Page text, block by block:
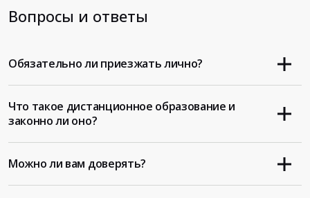
Вопросы и ответы
Обязательно ли приезжать лично?
Что такое дистанционное образование и
законно ли оно?
Можно ли вам доверять?